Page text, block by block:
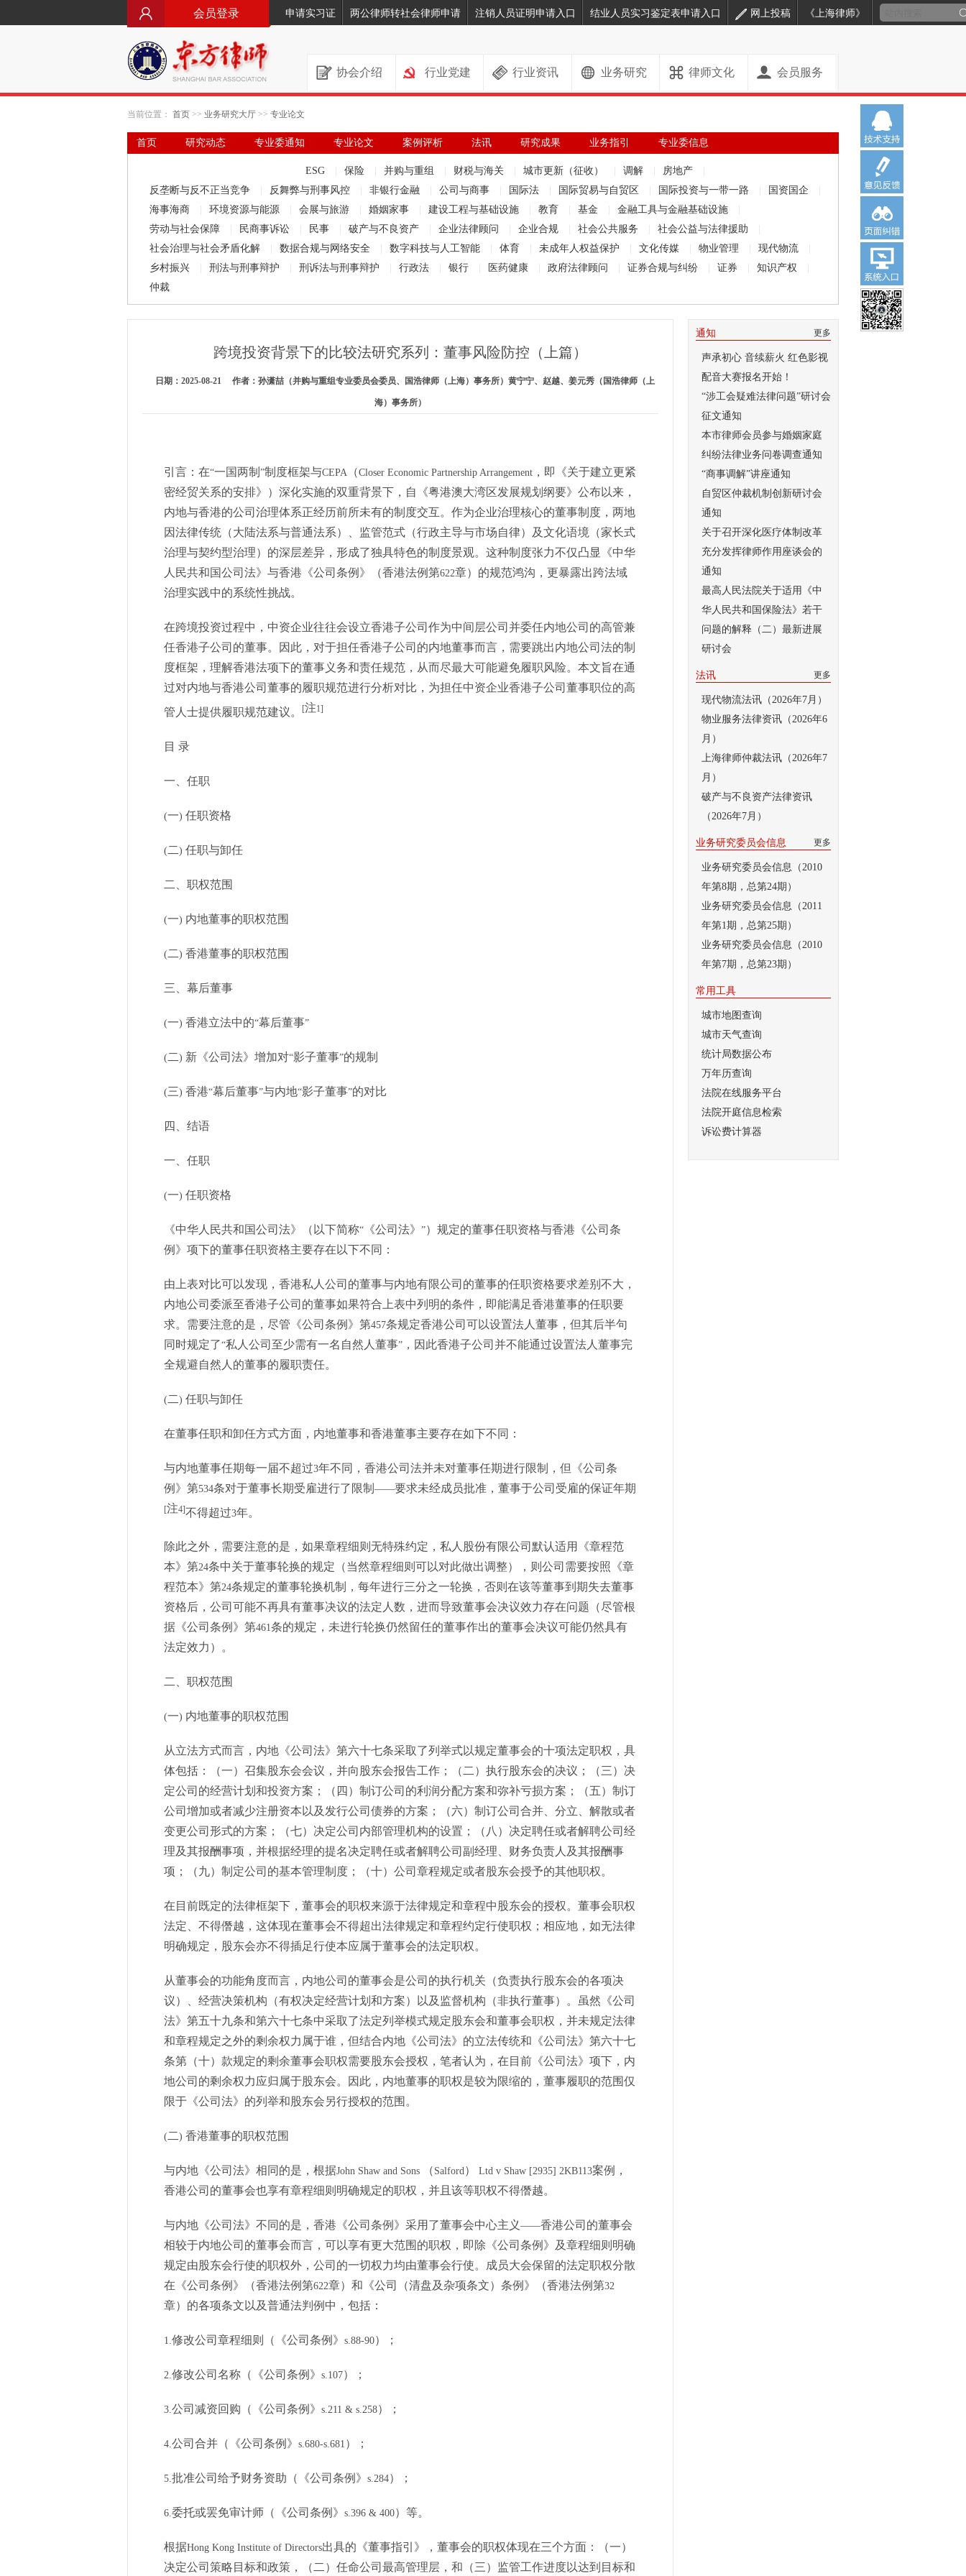
会员登录 申请实习证 两公律师转社会律师申请 注销人员证明申请入口 结业人员实习鉴定表申请入口 网上投稿 《上海律师》
协会介绍 行业党建 行业资讯 业务研究 律师文化 会员服务
当前位置： 首页 >> 业务研究大厅 >> 专业论文
首页 研究动态 专业委通知 专业论文 案例评析 法讯 研究成果 业务指引
专业委信息
ESG 保险 并购与重组 财税与海关 城市更新（征收） 调解 房地产
反垄断与反不正当竞争
反舞弊与刑事风控 非银行金融 公司与商事 国际法 国际贸易与自贸区 国际投资与一带一路 国资国企
海事海商
环境资源与能源 会展与旅游 婚姻家事 建设工程与基础设施 教育 基金 金融工具与金融基础设施
劳动与社会保障
民商事诉讼 民事 破产与不良资产 企业法律顾问 企业合规 社会公共服务 社会公益与法律援助
社会治理与社会矛盾化解
数据合规与网络安全 数字科技与人工智能 体育 未成年人权益保护 文化传媒 物业管理 现代物流
乡村振兴
刑法与刑事辩护 刑诉法与刑事辩护 行政法 银行 医药健康 政府法律顾问 证券合规与纠纷 证券 知识产权
仲裁
跨境投资背景下的比较法研究系列：董事风险防控（上篇）
日期：2025-08-21 作者：孙潇喆（并购与重组专业委员会委员、国浩律师（上海）事务所）黄宁宁、赵越、姜元秀（国浩律师（上
海）事务所）
引言：在“一国两制 ”制度框架与CEPA （Closer Economic Partnership Arrangement ，即《关于建立更紧
密经贸关系的安排》）深化实施的双重背景下，自《粤港澳大湾区发展规划纲要》公布以来，
内地与香港的公司治理体系正经历前所未有的制度交互。作为企业治理核心的董事制度，两地
因法律传统（大陆法系与普通法系）、监管范式（行政主导与市场自律）及文化语境（家长式
治理与契约型治理）的深层差异，形成了独具特色的制度景观。这种制度张力不仅凸显《中华
人民共和国公司法》与香港《公司条例》（香港法例第622章）的规范鸿沟，更暴露出跨法域
治理实践中的系统性挑战。
在跨境投资过程中，中资企业往往会设立香港子公司作为中间层公司并委任内地公司的高管兼
任香港子公司的董事。因此，对于担任香港子公司的内地董事而言，需要跳出内地公司法的制
度框架，理解香港法项下的董事义务和责任规范，从而尽最大可能避免履职风险。本文旨在通
过对内地与香港公司董事的履职规范进行分析对比，为担任中资企业香港子公司董事职位的高
管人士提供履职规范建议。
[注1]
目 录
一、任职
(一) 任职资格
( 二) 任职与卸任
二、职权范围
(一) 内地董事的职权范围
( 二) 香港董事的职权范围
三、幕后董事
(一) 香港立法中的“幕后董事”
( 二) 新《公司法》增加对“影子董事”的规制
(三) 香港“幕后董事”与内地“影子董事”的对比
四、结语
一、任职
(一) 任职资格
《中华人民共和国公司法》（以下简称“ 《公司法》 ”）规定的董事任职资格与香港《公司条
例》项下的董事任职资格主要存在以下不同：
由上表对比可以发现，香港私人公司的董事与内地有限公司的董事的任职资格要求差别不大，
内地公司委派至香港子公司的董事如果符合上表中列明的条件，即能满足香港董事的任职要
求。需要注意的是，尽管《公司条例》第457条规定香港公司可以设置法人董事，但其后半句
同时规定了“私人公司至少需有一名自然人董事” ，因此香港子公司并不能通过设置法人董事完
全规避自然人的董事的履职责任。
( 二) 任职与卸任
在董事任职和卸任方式方面，内地董事和香港董事主要存在如下不同：
与内地董事任期每一届不超过3年不同，香港公司法并未对董事任期进行限制，但《公司条
例》第534条对于董事长期受雇进行了限制 ——要求未经成员批准，董事于公司受雇的保证年期
[注4]不得超过3年。
除此之外，需要注意的是，如果章程细则无特殊约定，私人股份有限公司默认适用《章程范
本》第24条中关于董事轮换的规定（当然章程细则可以对此做出调整），则公司需要按照《章
程范本》第24条规定的董事轮换机制，每年进行三分之一轮换，否则在该等董事到期失去董事
资格后，公司可能不再具有董事决议的法定人数，进而导致董事会决议效力存在问题（尽管根
据《公司条例》第461条的规定，未进行轮换仍然留任的董事作出的董事会决议可能仍然具有
法定效力）。
二、职权范围
(一) 内地董事的职权范围
从立法方式而言，内地《公司法》第六十七条采取了列举式以规定董事会的十项法定职权，具
体包括：（一）召集股东会会议，并向股东会报告工作；（二）执行股东会的决议；（三）决
定公司的经营计划和投资方案；（四）制订公司的利润分配方案和弥补亏损方案；（五）制订
公司增加或者减少注册资本以及发行公司债券的方案；（六）制订公司合并、分立、解散或者
变更公司形式的方案；（七）决定公司内部管理机构的设置；（八）决定聘任或者解聘公司经
理及其报酬事项，并根据经理的提名决定聘任或者解聘公司副经理、财务负责人及其报酬事
项；（九）制定公司的基本管理制度；（十）公司章程规定或者股东会授予的其他职权。
在目前既定的法律框架下，董事会的职权来源于法律规定和章程中股东会的授权。董事会职权
法定、不得僭越，这体现在董事会不得超出法律规定和章程约定行使职权；相应地，如无法律
明确规定，股东会亦不得插足行使本应属于董事会的法定职权。
从董事会的功能角度而言，内地公司的董事会是公司的执行机关（负责执行股东会的各项决
议）、经营决策机构（有权决定经营计划和方案）以及监督机构（非执行董事）。虽然《公司
法》第五十九条和第六十七条中采取了法定列举模式规定股东会和董事会职权，并未规定法律
和章程规定之外的剩余权力属于谁，但结合内地《公司法》的立法传统和《公司法》第六十七
条第（十）款规定的剩余董事会职权需要股东会授权，笔者认为，在目前《公司法》项下，内
地公司的剩余权力应归属于股东会。因此，内地董事的职权是较为限缩的，董事履职的范围仅
限于《公司法》的列举和股东会另行授权的范围。
( 二) 香港董事的职权范围
与内地《公司法》相同的是，根据John Shaw and Sons （ Salford） Ltd v Shaw [2935] 2KB113案例，
香港公司的董事会也享有章程细则明确规定的职权，并且该等职权不得僭越。
与内地《公司法》不同的是，香港《公司条例》采用了董事会中心主义 ——香港公司的董事会
相较于内地公司的董事会而言，可以享有更大范围的职权，即除《公司条例》及章程细则明确
规定由股东会行使的职权外，公司的一切权力均由董事会行使。成员大会保留的法定职权分散
在《公司条例》（香港法例第622章）和《公司（清盘及杂项条文）条例》（香港法例第32
章）的各项条文以及普通法判例中，包括：
1.修改公司章程细则（《公司条例》 s.88-90）；
2.修改公司名称（《公司条例》 s.107）；
3.公司减资回购（《公司条例》 s.211 & s.258）；
4.公司合并（《公司条例》 s.680-s.681 ）；
5.批准公司给予财务资助（《公司条例》 s.284）；
6.委托或罢免审计师（《公司条例》 s.396 & 400）等。
根据Hong Kong Institute of Directors出具的《董事指引》，董事会的职权体现在三个方面：（一）
决定公司策略目标和政策，（二）任命公司最高管理层，和（三）监管工作进度以达到目标和
更多
通知
声承初心 音续薪火 红色影视
配音大赛报名开始！
“涉工会疑难法律问题”研讨会
征文通知
本市律师会员参与婚姻家庭
纠纷法律业务问卷调查通知
“商事调解”讲座通知
自贸区仲裁机制创新研讨会
通知
关于召开深化医疗体制改革
充分发挥律师作用座谈会的
通知
最高人民法院关于适用《中
华人民共和国保险法》若干
问题的解释（二）最新进展
研讨会
更多
法讯
现代物流法讯（2026年7月）
物业服务法律资讯（2026年6
月）
上海律师仲裁法讯（2026年7
月）
破产与不良资产法律资讯
（2026年7月）
更多
业务研究委员会信息
业务研究委员会信息（2010
年第8期，总第24期）
业务研究委员会信息（2011
年第1期，总第25期）
业务研究委员会信息（2010
年第7期，总第23期）
常用工具
城市地图查询
城市天气查询
统计局数据公布
万年历查询
法院在线服务平台
法院开庭信息检索
诉讼费计算器